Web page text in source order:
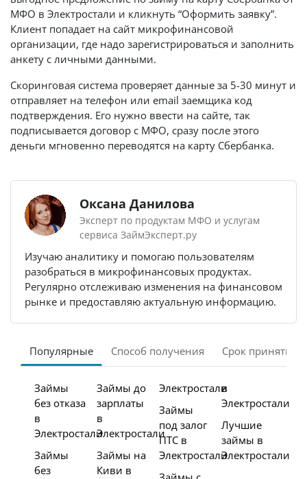
МФО в Электростали и кликнуть “Оформить заявку”.
Клиент попадает на сайт микрофинансовой
организации, где надо зарегистрироваться и заполнить
анкету с личными данными.
Скоринговая система проверяет данные за 5-30 минут и
отправляет на телефон или email заемщика код
подтверждения. Его нужно ввести на сайте, так
подписывается договор с МФО, сразу после этого
деньги мгновенно переводятся на карту Сбербанка.
Оксана Данилова
Эксперт по продуктам МФО и услугам
сервиса ЗаймЭксперт.ру
Изучаю аналитику и помогаю пользователям
разобраться в микрофинансовых продуктах.
Регулярно отслеживаю изменения на финансовом
рынке и предоставляю актуальную информацию.
Популярные Способ получения Срок принятия
Займы
без отказа
в
Электростали
Займы
без
Займы до
зарплаты
в
Электростали
Займы на
Киви в
Электростали
Займы
под залог
ПТС в
Электростали
в
Электростали
Лучшие
займы в
Электростали